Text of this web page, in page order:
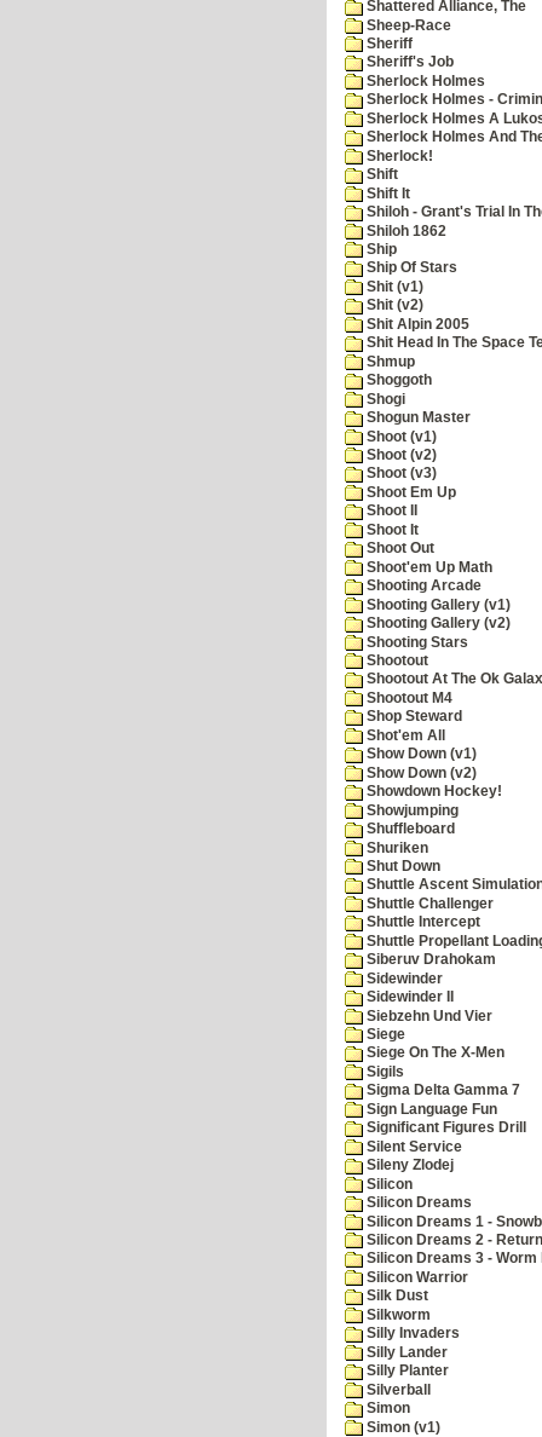
Shattered Alliance, The
Sheep-Race
Sheriff
Sheriff's Job
Sherlock Holmes
Sherlock Holmes -
Sherlock Holmes A
Sherlock Holmes And
Sherlock!
Shift
Shift It
Shiloh - Grant's Trial In
Shiloh 1862
Ship
Ship Of Stars
Shit (v1)
Shit (v2)
Shit Alpin 2005
Shit Head In The Space
Shmup
Shoggoth
Shogi
Shogun Master
Shoot (v1)
Shoot (v2)
Shoot (v3)
Shoot Em Up
Shoot II
Shoot It
Shoot Out
Shoot'em Up Math
Shooting Arcade
Shooting Gallery (v1)
Shooting Gallery (v2)
Shooting Stars
Shootout
Shootout At The Ok
Shootout M4
Shop Steward
Shot'em All
Show Down (v1)
Show Down (v2)
Showdown Hockey!
Showjumping
Shuffleboard
Shuriken
Shut Down
Shuttle Ascent
Shuttle Challenger
Shuttle Intercept
Shuttle Propellant
Siberuv Drahokam
Sidewinder
Sidewinder II
Siebzehn Und Vier
Siege
Siege On The X-Men
Sigils
Sigma Delta Gamma 7
Sign Language Fun
Significant Figures Drill
Silent Service
Sileny Zlodej
Silicon
Silicon Dreams
Silicon Dreams 1 -
Silicon Dreams 2 -
Silicon Dreams 3 - Worm
Silicon Warrior
Silk Dust
Silkworm
Silly Invaders
Silly Lander
Silly Planter
Silverball
Simon
Simon (v1)